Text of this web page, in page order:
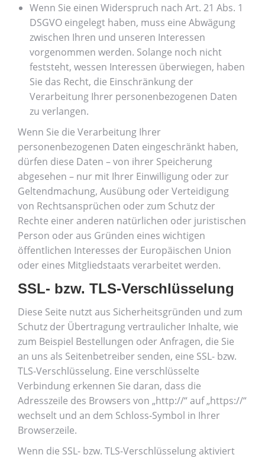
Wenn Sie einen Widerspruch nach Art. 21 Abs. 1
DSGVO eingelegt haben, muss eine Abwägung
zwischen Ihren und unseren Interessen
vorgenommen werden. Solange noch nicht
feststeht, wessen Interessen überwiegen, haben
Sie das Recht, die Einschränkung der
Verarbeitung Ihrer personenbezogenen Daten
zu verlangen.
Wenn Sie die Verarbeitung Ihrer
personenbezogenen Daten eingeschränkt haben,
dürfen diese Daten – von ihrer Speicherung
abgesehen – nur mit Ihrer Einwilligung oder zur
Geltendmachung, Ausübung oder Verteidigung
von Rechtsansprüchen oder zum Schutz der
Rechte einer anderen natürlichen oder juristischen
Person oder aus Gründen eines wichtigen
öffentlichen Interesses der Europäischen Union
oder eines Mitgliedstaats verarbeitet werden.
SSL- bzw. TLS-Verschlüsselung
Diese Seite nutzt aus Sicherheitsgründen und zum
Schutz der Übertragung vertraulicher Inhalte, wie
zum Beispiel Bestellungen oder Anfragen, die Sie
an uns als Seitenbetreiber senden, eine SSL- bzw.
TLS-Verschlüsselung. Eine verschlüsselte
Verbindung erkennen Sie daran, dass die
Adresszeile des Browsers von „http://“ auf „https://“
wechselt und an dem Schloss-Symbol in Ihrer
Browserzeile.
Wenn die SSL- bzw. TLS-Verschlüsselung aktiviert